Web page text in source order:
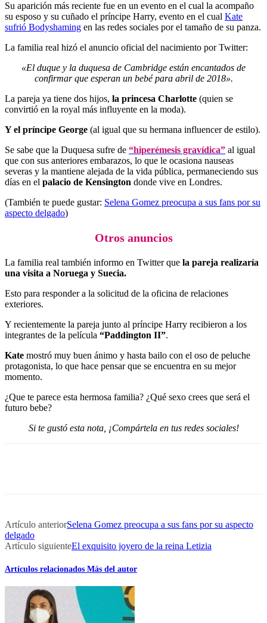
Su aparición más reciente fue en un evento en el cual la acompaño
su esposo y su cuñado el príncipe Harry, evento en el cual Kate
sufrió Bodyshaming en las redes sociales por el tamaño de su panza.
La familia real hizó el anuncio oficial del nacimiento por Twitter:
«El duque y la duquesa de Cambridge están encantados de
confirmar que esperan un bebé para abril de 2018».
La pareja ya tiene dos hijos, la princesa Charlotte (quien se
convirtió en la royal más influyente en la moda).
Y el príncipe George (al igual que su hermana influencer de estilo).
Se sabe que la Duquesa sufre de “hiperémesis gravídica” al igual
que con sus anteriores embarazos, lo que le ocasiona nauseas
severas y la mantiene alejada de la vida pública, permaneciendo sus
días en el palacio de Kensington donde vive en Londres.
(También te puede gustar: Selena Gomez preocupa a sus fans por su
aspecto delgado)
Otros anuncios
La familia real también informo en Twitter que la pareja realizaría
una visita a Noruega y Suecia.
Esto para responder a la solicitud de la oficina de relaciones
exteriores.
Y recientemente la pareja junto al príncipe Harry recibieron a los
integrantes de la película “Paddington II”.
Kate mostró muy buen ánimo y hasta bailo con el oso de peluche
protagonista, lo que hace pensar que se encuentra en su mejor
momento.
¿Que te parece esta hermosa familia? ¿Qué sexo crees que será el
futuro bebe?
Si te gustó esta nota, ¡Compártela en tus redes sociales!
Artículo anteriorSelena Gomez preocupa a sus fans por su aspecto
delgado
Artículo siguienteEl exquisito joyero de la reina Letizia
Artículos relacionados Más del autor